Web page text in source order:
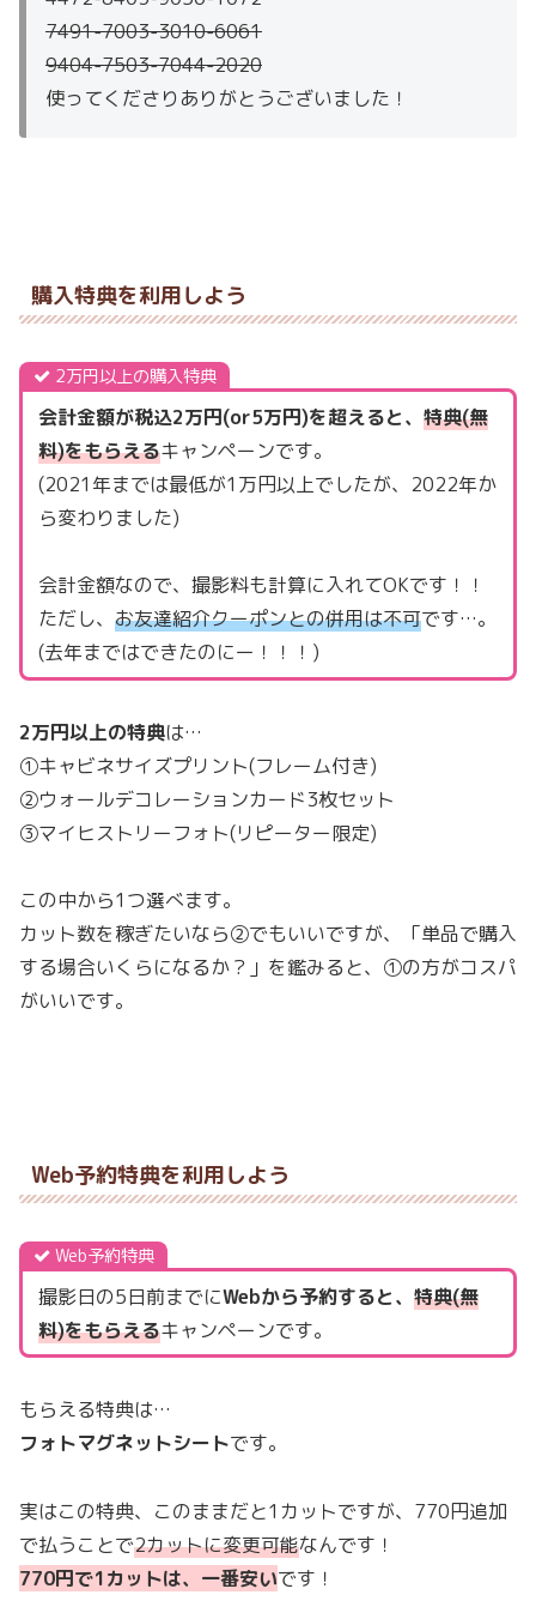
7491-7003-3010-6061
9404-7503-7044-2020
使ってくださりありがとうございました！
購入特典を利用しよう
2万円以上の購入特典
会計金額が税込2万円(or5万円)を超えると、 特典(無
料)をもらえるキャンペーンです。
(2021年までは最低が1万円以上でしたが、2022年か
ら変わりました)
会計金額なので、撮影料も計算に入れてOKです！！
ただし、 お友達紹介クーポンとの併用は不可です…。
(去年まではできたのにー！！！)
2万円以上の特典は…
①キャビネサイズプリント(フレーム付き)
②ウォールデコレーションカード3枚セット
③マイヒストリーフォト(リピーター限定)
この中から1つ選べます。
カット数を稼ぎたいなら②でもいいですが、「単品で購入
する場合いくらになるか？」を鑑みると、①の方がコスパ
がいいです。
Web予約特典を利用しよう
Web予約特典
撮影日の5日前までにWebから予約すると、 特典(無
料)をもらえるキャンペーンです。
もらえる特典は…
フォトマグネットシートです。
実はこの特典、このままだと1カットですが、770円追加
で払うことで2カットに変更可能なんです！
770円で1カットは、一番安いです！